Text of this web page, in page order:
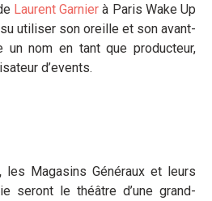
Laurent Garnier à Paris Wake Up
utiliser son oreille et son avant-
nom en tant que producteur,
d’events.
les Magasins Généraux et leurs
seront le théâtre d’une grand-